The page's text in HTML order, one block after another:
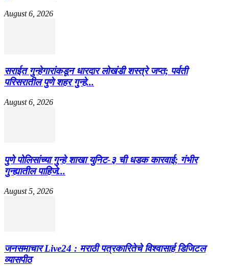
August 6, 2026
सराईत गुन्हेगारांकडून धारदार लोखंडी शस्त्रे जप्त; पर्वती
परिसरातील पुणे शहर गुन्हे...
August 6, 2026
पुणे पोलिसांच्या गुन्हे शाखा युनिट-३ ची धडक कारवाई; गंभीर
गुन्ह्यातील पाहिजे...
August 5, 2026
जनसमाचार Live24 : मराठी पत्रकारितेचे विश्वासार्ह डिजिटल
व्यासपीठ